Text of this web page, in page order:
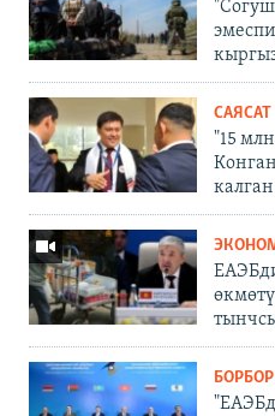
САЯСАТ
"15